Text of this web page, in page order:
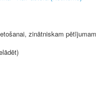
zinātniskam